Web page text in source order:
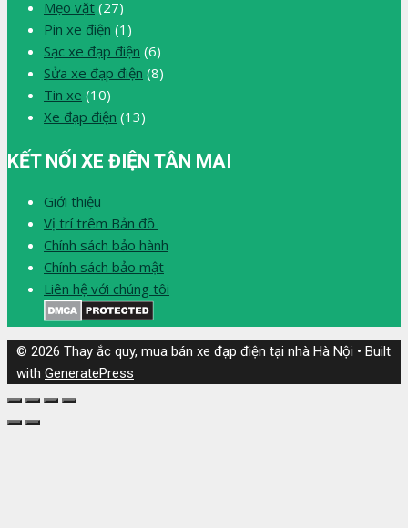
Mẹo vặt (27)
Pin xe điện (1)
Sạc xe đạp điện (6)
Sửa xe đạp điện (8)
Tin xe (10)
Xe đạp điện (13)
KẾT NỐI XE ĐIỆN TÂN MAI
Giới thiệu
Vị trí trêm Bản đồ
Chính sách bảo hành
Chính sách bảo mật
Liên hệ với chúng tôi
© 2026 Thay ắc quy, mua bán xe đạp điện tại nhà Hà Nội • Built
with GeneratePress